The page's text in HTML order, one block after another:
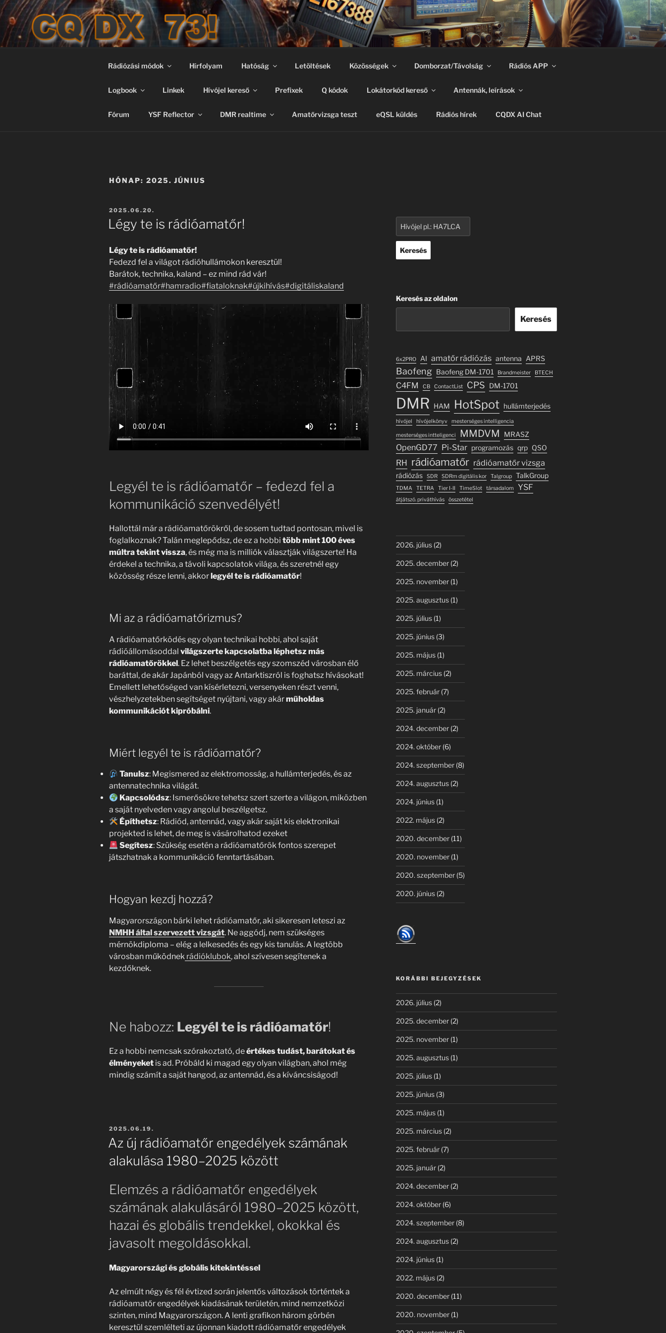
Tartalomhoz
CQ DX 73!
CQ DX 73! – JN97
Rádiózási módok Hírfolyam Hatóság Letöltések Közösségek Domborzat/Távolság Rádiós APP
Logbook Linkek Hívójel kereső Prefixek Q kódok Lokátorkód kereső Antennák, leírások
Fórum YSF Reflector DMR realtime Amatőrvizsga teszt eQSL küldés Rádiós hírek CQDX AI Chat
HÓNAP: 2025. JÚNIUS
BEKÜLDVE:
2025.06.20.
Légy te is rádióamatőr!
Légy te is rádióamatőr!
Fedezd fel a világot rádióhullámokon keresztül!
Barátok, technika, kaland – ez mind rád vár!
#rádióamatőr#hamradio#fiataloknak#újkihívás#digitáliskaland
Legyél te is rádióamatőr – fedezd fel a
kommunikáció szenvedélyét!
Hallottál már a rádióamatőrökről, de sosem tudtad pontosan, mivel is
foglalkoznak? Talán meglepődsz, de ez a hobbi több mint 100 éves
múltra tekint vissza, és még ma is milliók választják világszerte! Ha
érdekel a technika, a távoli kapcsolatok világa, és szeretnél egy
közösség része lenni, akkor legyél te is rádióamatőr!
Mi az a rádióamatőrizmus?
A rádióamatőrködés egy olyan technikai hobbi, ahol saját
rádióállomásoddal világszerte kapcsolatba léphetsz más
rádióamatőrökkel. Ez lehet beszélgetés egy szomszéd városban élő
baráttal, de akár Japánból vagy az Antarktiszról is foghatsz hívásokat!
Emellett lehetőséged van kísérletezni, versenyeken részt venni,
vészhelyzetekben segítséget nyújtani, vagy akárműholdas
kommunikációt kipróbálni.
Miért legyél te is rádióamatőr?
Tanulsz: Megismered az elektromosság, a hullámterjedés, és az
antennatechnika világát.
Kapcsolódsz: Ismerősökre tehetsz szert szerte a világon, miközben
a saját nyelveden vagy angolul beszélgetsz.
Építhetsz: Rádiód, antennád, vagy akár saját kis elektronikai
projekted is lehet, de meg is vásárolhatod ezeket
Segítesz: Szükség esetén a rádióamatőrök fontos szerepet
játszhatnak a kommunikáció fenntartásában.
Hogyan kezdj hozzá?
Magyarországon bárki lehet rádióamatőr, aki sikeresen leteszi az
NMHH által szervezett vizsgát. Ne aggódj, nem szükséges
mérnökdiploma – elég a lelkesedés és egy kis tanulás. A legtöbb
városban működnek rádióklubok, ahol szívesen segítenek a
kezdőknek.
Ne habozz: Legyél te is rádióamatőr!
Ez a hobbi nemcsak szórakoztató, deértékes tudást, barátokat és
élményeket is ad. Próbáld ki magad egy olyan világban, ahol még
mindig számít a saját hangod, az antennád, és a kíváncsiságod!
BEKÜLDVE:
2025.06.19.
Az új rádióamatőr engedélyek számának
alakulása 1980–2025 között
Elemzés a rádióamatőr engedélyek
számának alakulásáról 1980–2025 között,
hazai és globális trendekkel, okokkal és
javasolt megoldásokkal.
Magyarországi és globális kitekintéssel
Az elmúlt négy és fél évtized során jelentős változások történtek a
rádióamatőr engedélyek kiadásának területén, mind nemzetközi
szinten, mind Magyarországon. A lenti grafikon három görbén
keresztül szemlélteti az újonnan kiadott rádióamatőr engedélyek
Keresés
Keresés az oldalon
Keresés
6x2PRO AI amatőr rádiózás antenna APRS
Baofeng Baofeng DM-1701 Brandmeister BTECH
C4FM CB ContactList CPS DM-1701
DMR HAM HotSpot hullámterjedés
hívójel hívójelkönyv mesterséges intelligencia
mesterséges intteligenci MMDVM MRASZ
OpenGD77 Pi-Star programozás qrp QSO
RH rádióamatőr rádióamatőr vizsga
rádiózás SDR SDRm digitális kor Talgroup TalkGroup
TDMA TETRA Tier I-II TimeSlot társadalom YSF
átjátszó. priváthívás összetétel
2026. július(2)
2025. december(2)
2025. november(1)
2025. augusztus(1)
2025. július(1)
2025. június(3)
2025. május(1)
2025. március(2)
2025. február(7)
2025. január(2)
2024. december(2)
2024. október(6)
2024. szeptember(8)
2024. augusztus(2)
2024. június(1)
2022. május(2)
2020. december(11)
2020. november(1)
2020. szeptember(5)
2020. június(2)
KORÁBBI BEJEGYZÉSEK
2026. július(2)
2025. december(2)
2025. november(1)
2025. augusztus(1)
2025. július(1)
2025. június(3)
2025. május(1)
2025. március(2)
2025. február(7)
2025. január(2)
2024. december(2)
2024. október(6)
2024. szeptember(8)
2024. augusztus(2)
2024. június(1)
2022. május(2)
2020. december(11)
2020. november(1)